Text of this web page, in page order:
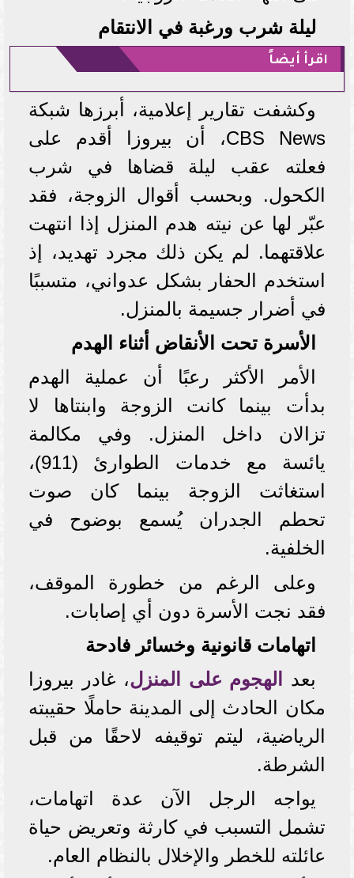
ليلة شرب ورغبة في الانتقام
اقرأ أيضاً
وكشفت تقارير إعلامية، أبرزها شبكة
CBS News، أن بيروزا أقدم على
فعلته عقب ليلة قضاها في شرب
الكحول. وبحسب أقوال الزوجة، فقد
عبّر لها عن نيته هدم المنزل إذا انتهت
علاقتهما. لم يكن ذلك مجرد تهديد، إذ
استخدم الحفار بشكل عدواني، متسببًا
في أضرار جسيمة بالمنزل.
الأسرة تحت الأنقاض أثناء الهدم
الأمر الأكثر رعبًا أن عملية الهدم
بدأت بينما كانت الزوجة وابنتاها لا
تزالان داخل المنزل. وفي مكالمة
يائسة مع خدمات الطوارئ (911)،
استغاثت الزوجة بينما كان صوت
تحطم الجدران يُسمع بوضوح في
الخلفية.
وعلى الرغم من خطورة الموقف،
فقد نجت الأسرة دون أي إصابات.
اتهامات قانونية وخسائر فادحة
بعد
الهجوم على المنزل، غادر بيروزا
مكان الحادث إلى المدينة حاملًا حقيبته
الرياضية، ليتم توقيفه لاحقًا من قبل
الشرطة.
يواجه الرجل الآن عدة اتهامات،
تشمل التسبب في كارثة وتعريض حياة
عائلته للخطر والإخلال بالنظام العام.